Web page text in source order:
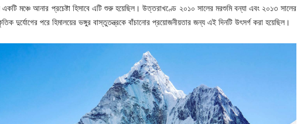
মঞ্চে আনার প্রচেষ্টা হিসাবে এটি শুরু হয়েছিল। উত্তরাখণ্ডে ২০১০ সালের মরশুমি বন্যা এবং ২০১৩ সালের
দুর্যোগের পরে হিমালয়ের ভঙ্গুর বাস্তুতন্ত্রকে বাঁচানোর প্রয়োজনীয়তার জন্য এই দিনটি উৎসর্গ করা হয়েছিল।